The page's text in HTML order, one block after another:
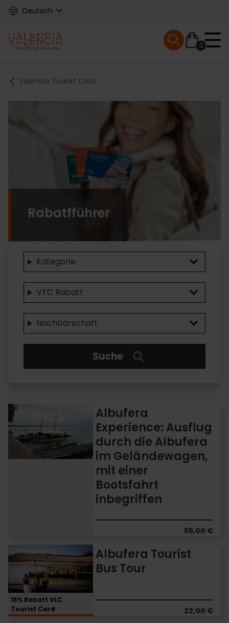
Skip
content
Deutsch
Main
navigation
0
Mobile menu
Breadcrumb
Valencia Tourist Card
Rabatfführer
Kategorie
VTC Rabatt
Nachbarschaft
Suche
Albufera
Experience: Ausflug
durch die Albufera
im Geländewagen,
mit einer
Bootsfahrt
inbegriffen
65,00 €
Albufera
Experience:
Ausflug
durch
15% Rabatt VLC
Tourist Card
Albufera Tourist
Bus Tour
22,00 €
Tourist
Bus
Tour